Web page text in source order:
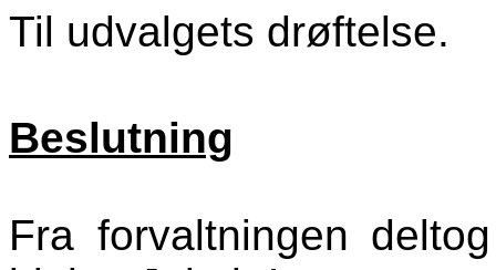
Til udvalgets drøftelse.
Beslutning
Fra forvaltningen